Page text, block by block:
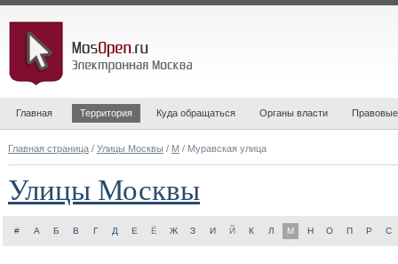
Главная Территория Куда обращаться Органы власти
Главная страница / Улицы Москвы / М / Муравская улица
Улицы Москвы
# А Б В Г Д Е Ё Ж З И Й К Л М Н О П Р С